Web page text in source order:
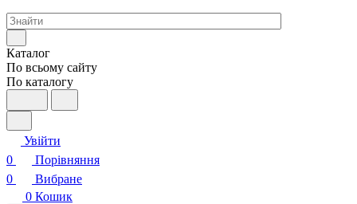
Каталог
По всьому сайту
По каталогу
Увійти
0
Порівняння
0
Вибране
0 Кошик